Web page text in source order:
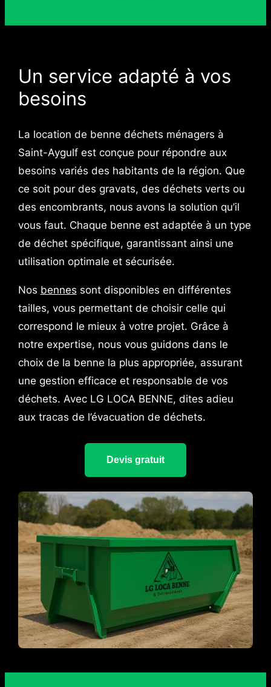
Un service adapté à vos
besoins
La location de benne déchets ménagers à
Saint-Aygulf est conçue pour répondre aux
besoins variés des habitants de la région. Que
ce soit pour des gravats, des déchets verts ou
des encombrants, nous avons la solution qu’il
vous faut. Chaque benne est adaptée à un type
de déchet spécifique, garantissant ainsi une
utilisation optimale et sécurisée.
Nos bennes sont disponibles en différentes
tailles, vous permettant de choisir celle qui
correspond le mieux à votre projet. Grâce à
notre expertise, nous vous guidons dans le
choix de la benne la plus appropriée, assurant
une gestion efficace et responsable de vos
déchets. Avec LG LOCA BENNE, dites adieu
aux tracas de l’évacuation de déchets.
Devis gratuit